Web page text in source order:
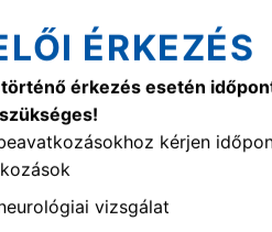
ÉRKEZÉS
érkezés esetén
kérjen
vizsgálat